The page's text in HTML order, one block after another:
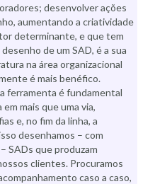
desenvolver ações
aumentando a criatividade
determinante, e que tem
de um SAD, é a sua
na área organizacional
é mais benéfico.
ferramenta é fundamental
mais que uma via,
e, no fim da linha, a
desenhamos – com
SADs que produzam
clientes. Procuramos
caso a caso,